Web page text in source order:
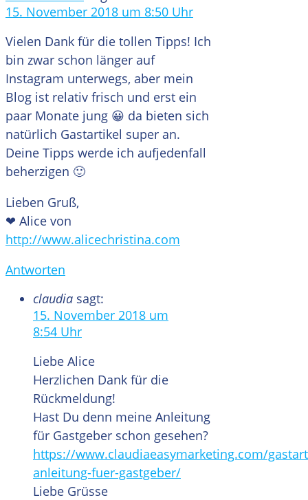
15. November 2018 um 8:50 Uhr
Vielen Dank für die tollen Tipps! Ich
bin zwar schon länger auf
Instagram unterwegs, aber mein
Blog ist relativ frisch und erst ein
paar Monate jung 😀 da bieten sich
natürlich Gastartikel super an.
Deine Tipps werde ich aufjedenfall
beherzigen 🙂
Lieben Gruß,
❤ Alice von
http://www.alicechristina.com
Antworten
claudia sagt:
15. November 2018 um
8:54 Uhr
Liebe Alice
Herzlichen Dank für die
Rückmeldung!
Hast Du denn meine Anleitung
für Gastgeber schon gesehen?
https://www.claudiaeasymarketing.com/
anleitung-fuer-gastgeber/
Liebe Grüsse